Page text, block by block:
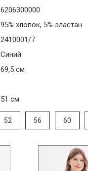
6206300000
95% хлопок, 5% эластан
2410001/7
Синий
69,5 см
51 см
52 56 60